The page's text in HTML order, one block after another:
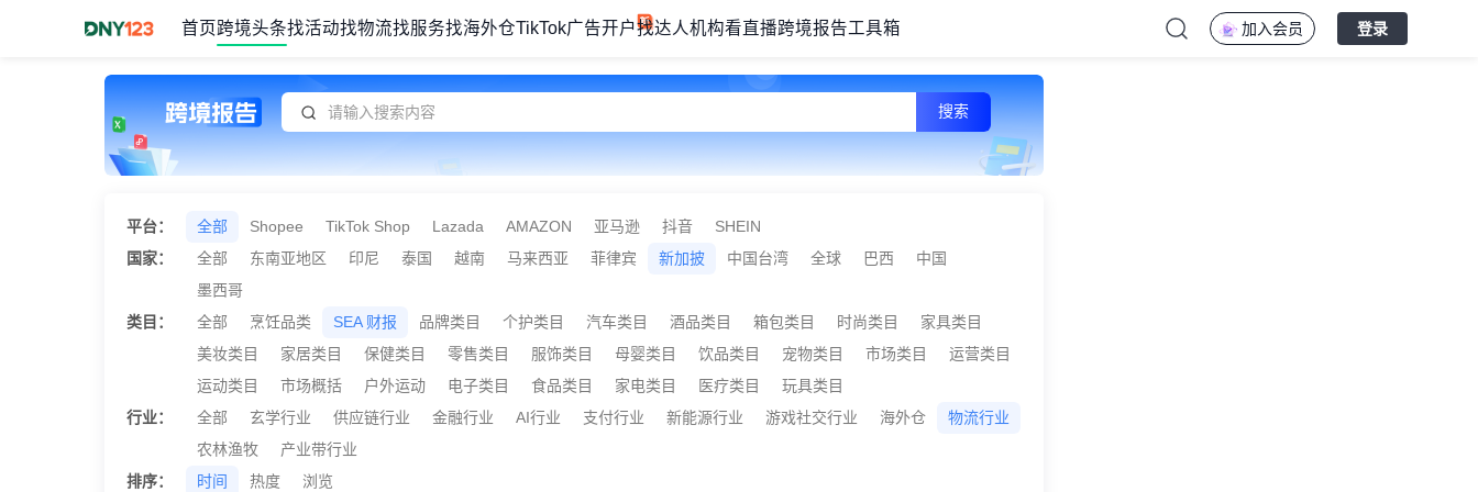
首页 跨境头条找活动找物流找服务找海外仓TikTok广告开户找达人机构看直播跨境报告工具箱 加入会员 登录
搜索
平台： 全部 Shopee TikTok Shop Lazada AMAZON 亚马逊 抖音
SHEIN
国家：
全部 东南亚地区 印尼 泰国 越南 马来西亚 菲律宾 新加披 中国台湾 全球 巴西
中国
墨西哥
类目：
全部 烹饪品类 SEA 财报 品牌类目 个护类目 汽车类目 酒品类目 箱包类目 时尚类目
家具类目
美妆类目
家居类目 保健类目 零售类目 服饰类目 母婴类目 饮品类目 宠物类目 市场类目
运营类目
运动类目
市场概括 户外运动 电子类目 食品类目 家电类目 医疗类目
玩具类目
行业：
全部 玄学行业 供应链行业 金融行业 AI行业 支付行业 新能源行业 游戏社交行业 海外仓
物流行业
农林渔牧
产业带行业
排序：
时间 热度 浏览